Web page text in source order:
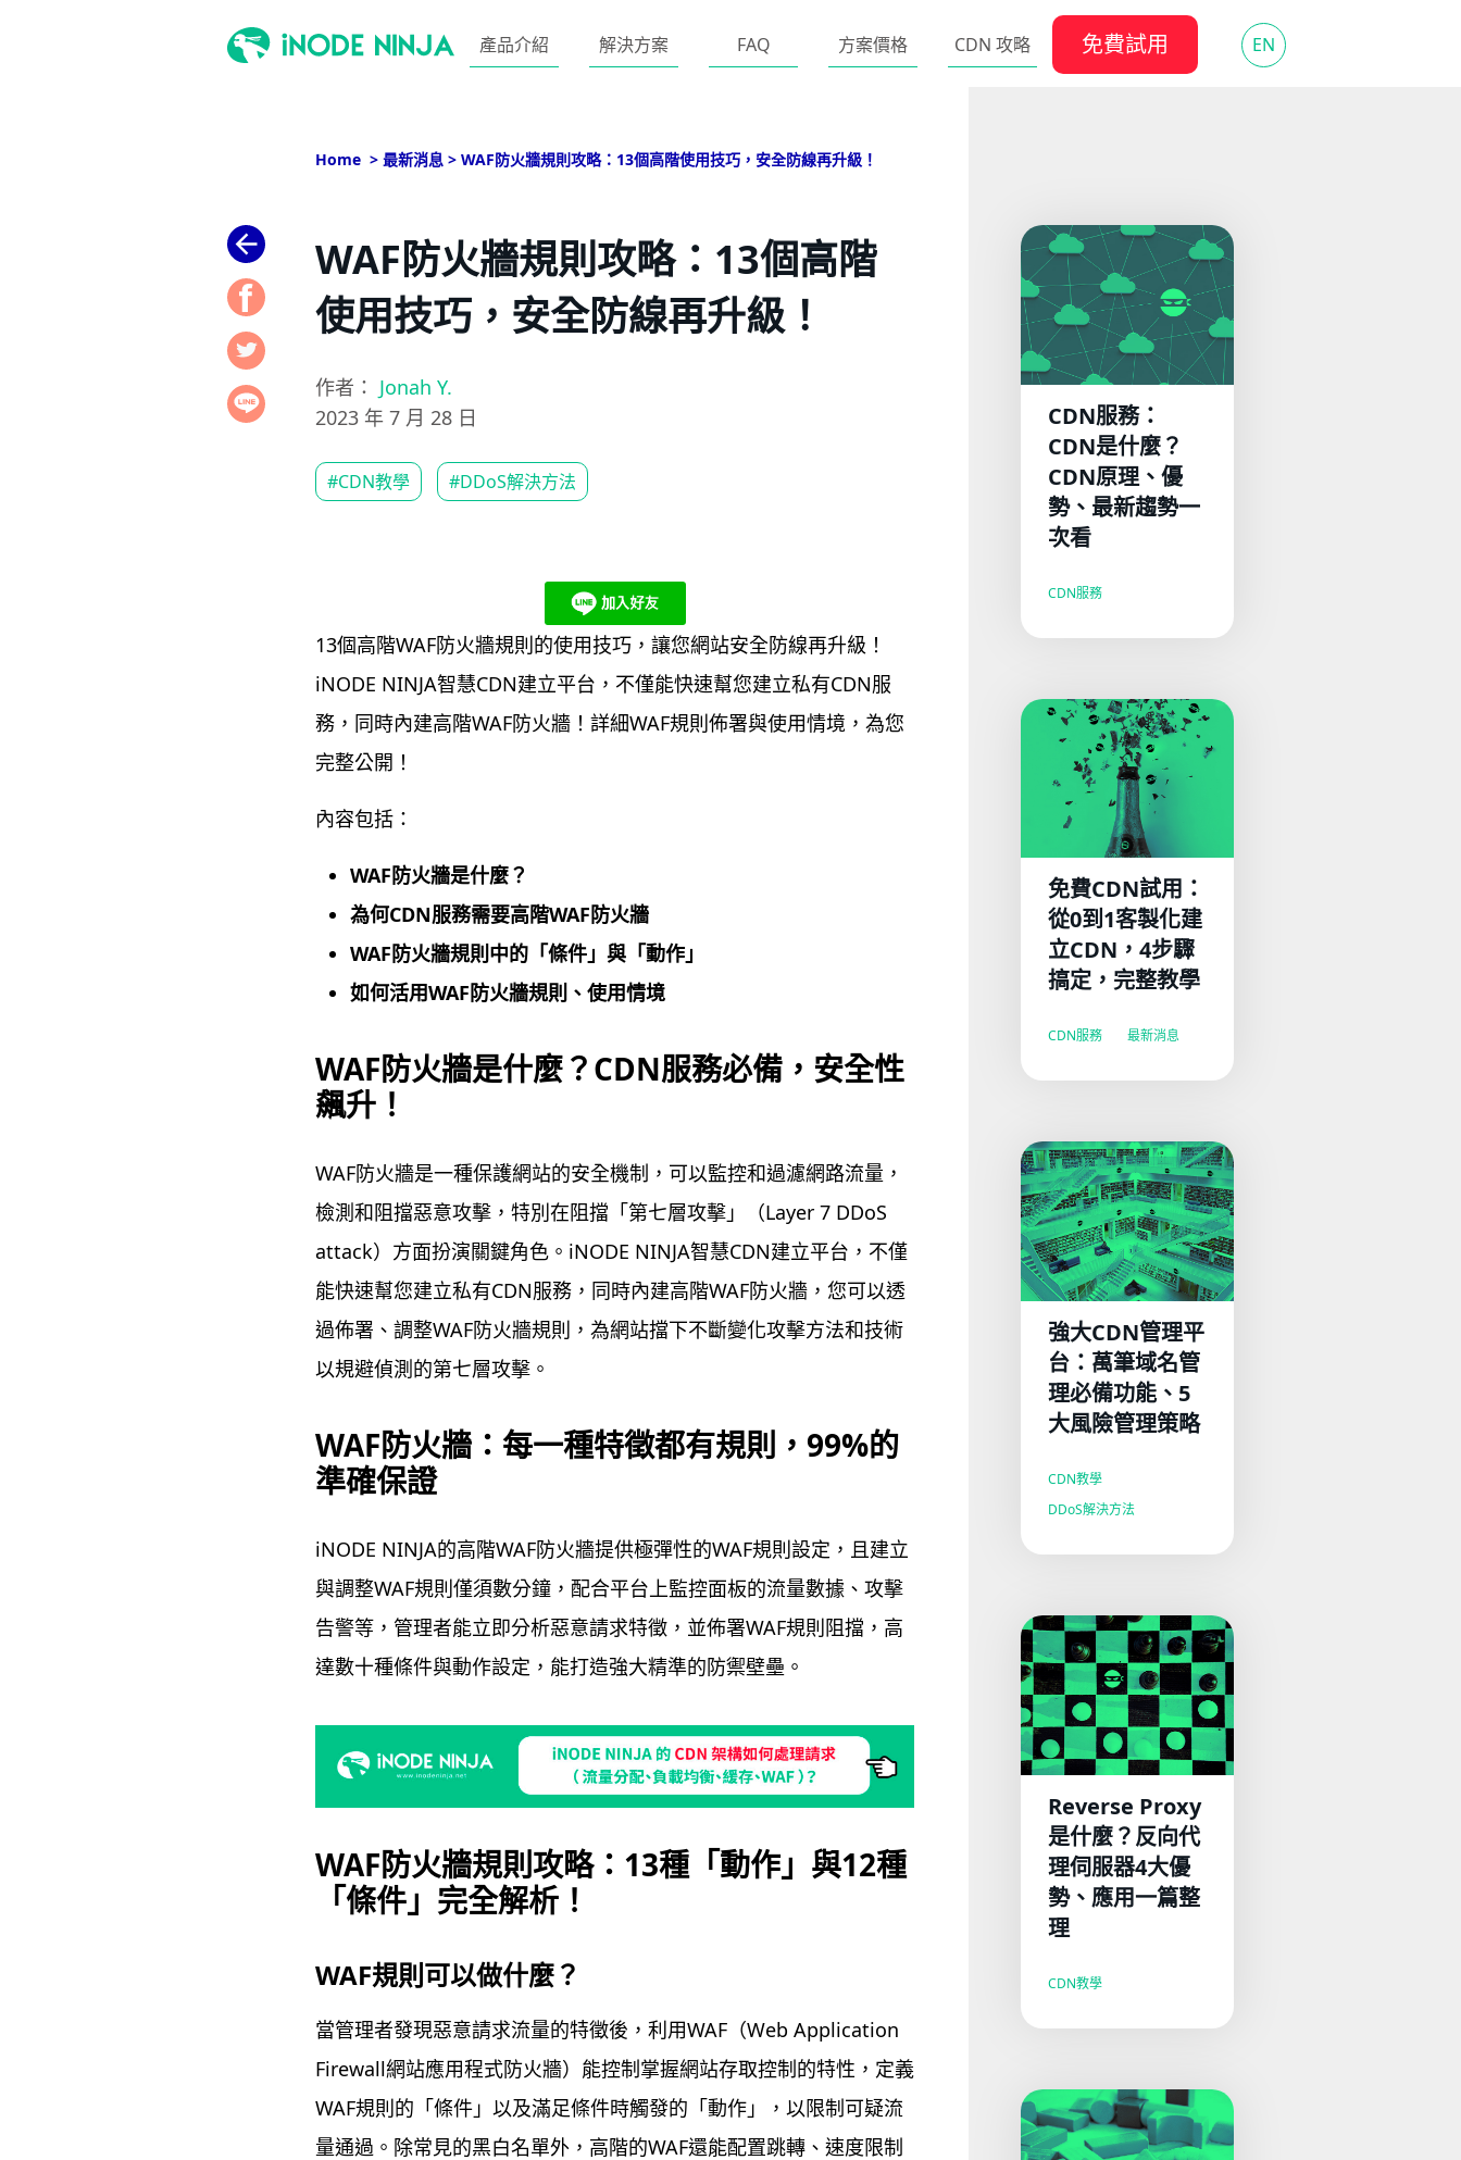
產品介紹 解決方案 FAQ 方案價格 CDN 攻略 免費試用 EN
Home >最新消息 >WAF防火牆規則攻略：13個高階使用技巧，安全防線再升級！
WAF防火牆規則攻略：13個高階
使用技巧，安全防線再升級！
作者： Jonah Y.
2023 年 7 月 28 日
#CDN教學 #DDoS解決方法
13個高階WAF防火牆規則的使用技巧，讓您網站安全防線再升級！
iNODE NINJA智慧CDN建立平台，不僅能快速幫您建立私有CDN服
務，同時內建高階WAF防火牆！詳細WAF規則佈署與使用情境，為您
完整公開！
內容包括：
WAF防火牆是什麼？
為何CDN服務需要高階WAF防火牆
WAF防火牆規則中的「條件」與「動作」
如何活用WAF防火牆規則、使用情境
WAF防火牆是什麼？CDN服務必備，安全性
飆升！
WAF防火牆是一種保護網站的安全機制，可以監控和過濾網路流量，
檢測和阻擋惡意攻擊，特別在阻擋「第七層攻擊」（Layer 7 DDoS
attack）方面扮演關鍵角色。iNODE NINJA智慧CDN建立平台，不僅
能快速幫您建立私有CDN服務，同時內建高階WAF防火牆，您可以透
過佈署、調整WAF防火牆規則，為網站擋下不斷變化攻擊方法和技術
以規避偵測的第七層攻擊。
WAF防火牆：每一種特徵都有規則，99%的
準確保證
iNODE NINJA的高階WAF防火牆提供極彈性的WAF規則設定，且建立
與調整WAF規則僅須數分鐘，配合平台上監控面板的流量數據、攻擊
告警等，管理者能立即分析惡意請求特徵，並佈署WAF規則阻擋，高
達數十種條件與動作設定，能打造強大精準的防禦壁壘。
WAF防火牆規則攻略：13種「動作」與12種
「條件」完全解析！
WAF規則可以做什麼？
當管理者發現惡意請求流量的特徵後，利用WAF（Web Application
Firewall網站應用程式防火牆）能控制掌握網站存取控制的特性，定義
WAF規則的「條件」以及滿足條件時觸發的「動作」，以限制可疑流
量通過。除常見的黑白名單外，高階的WAF還能配置跳轉、速度限制
CDN服務：
CDN是什麼？
CDN原理、優
勢、最新趨勢一
次看
CDN服務
免費CDN試用：
從0到1客製化建
立CDN，4步驟
搞定，完整教學
CDN服務 最新消息
強大CDN管理平
台：萬筆域名管
理必備功能、5
大風險管理策略
CDN教學
DDoS解決方法
Reverse Proxy
是什麼？反向代
理伺服器4大優
勢、應用一篇整
理
CDN教學